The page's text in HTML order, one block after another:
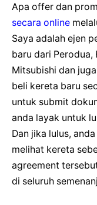
Apa offer dan
secara online
Saya adalah ejen
baru dari Perodua,
Mitsubishi dan
beli kereta baru
untuk submit
anda layak untuk
Dan jika lulus,
melihat kereta
agreement
di seluruh